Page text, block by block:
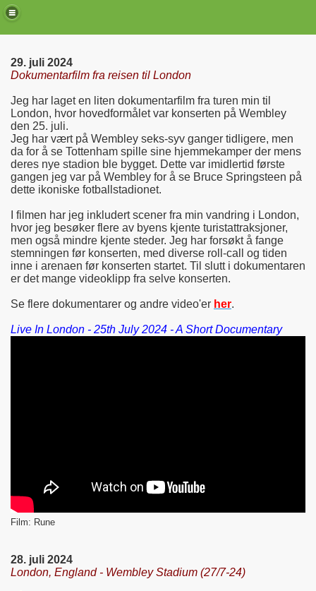
29. juli 2024
Dokumentarfilm fra reisen til London
Jeg har laget en liten dokumentarfilm fra turen min til
London, hvor hovedformålet var konserten på Wembley
den 25. juli.
Jeg har vært på Wembley seks-syv ganger tidligere, men
da for å se Tottenham spille sine hjemmekamper der mens
deres nye stadion ble bygget. Dette var imidlertid første
gangen jeg var på Wembley for å se Bruce Springsteen på
dette ikoniske fotballstadionet.
I filmen har jeg inkludert scener fra min vandring i London,
hvor jeg besøker flere av byens kjente turistattraksjoner,
men også mindre kjente steder. Jeg har forsøkt å fange
stemningen før konserten, med diverse roll-call og tiden
inne i arenaen før konserten startet. Til slutt i dokumentaren
er det mange videoklipp fra selve konserten.
Se flere dokumentarer og andre video'er her.
Live In London - 25th July 2024 - A Short Documentary
Film: Rune
28. juli 2024
London, England - Wembley Stadium (27/7-24)